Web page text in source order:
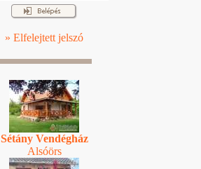
» Elfelejtett jelszó
Sétány Vendégház
Alsóörs